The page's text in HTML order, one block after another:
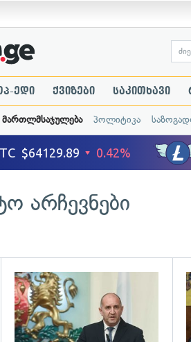
ედი ქვიზები საკითხავი
მართლმსაჯულება პოლიტიკა
არჩევნები
გადახედვა